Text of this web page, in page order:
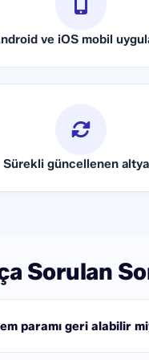
ve iOS mobil
Sürekli güncellenen
Sorulan
paramı geri alabilir